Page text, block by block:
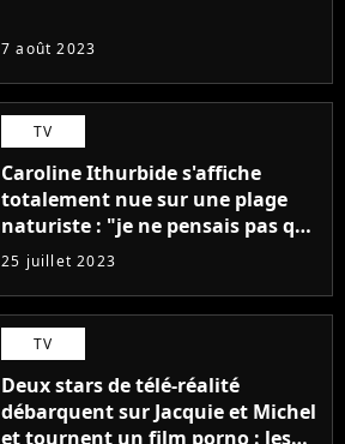
7 août 2023
TV
Caroline Ithurbide s'affiche
totalement nue sur une plage
naturiste : "je ne pensais pas que
j'arriverais à le faire..."
25 juillet 2023
TV
Deux stars de télé-réalité
débarquent sur Jacquie et Michel
et tournent un film porno : les